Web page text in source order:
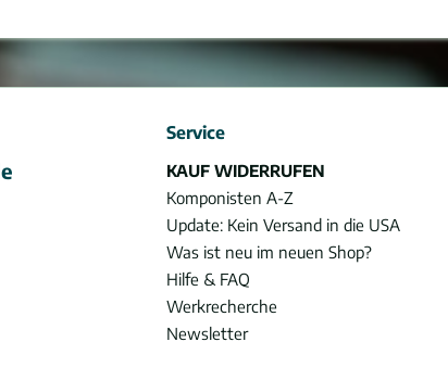
Service
KAUF WIDERRUFEN
Komponisten A-Z
Update: Kein Versand in die USA
Was ist neu im neuen Shop?
Hilfe & FAQ
Werkrecherche
Newsletter